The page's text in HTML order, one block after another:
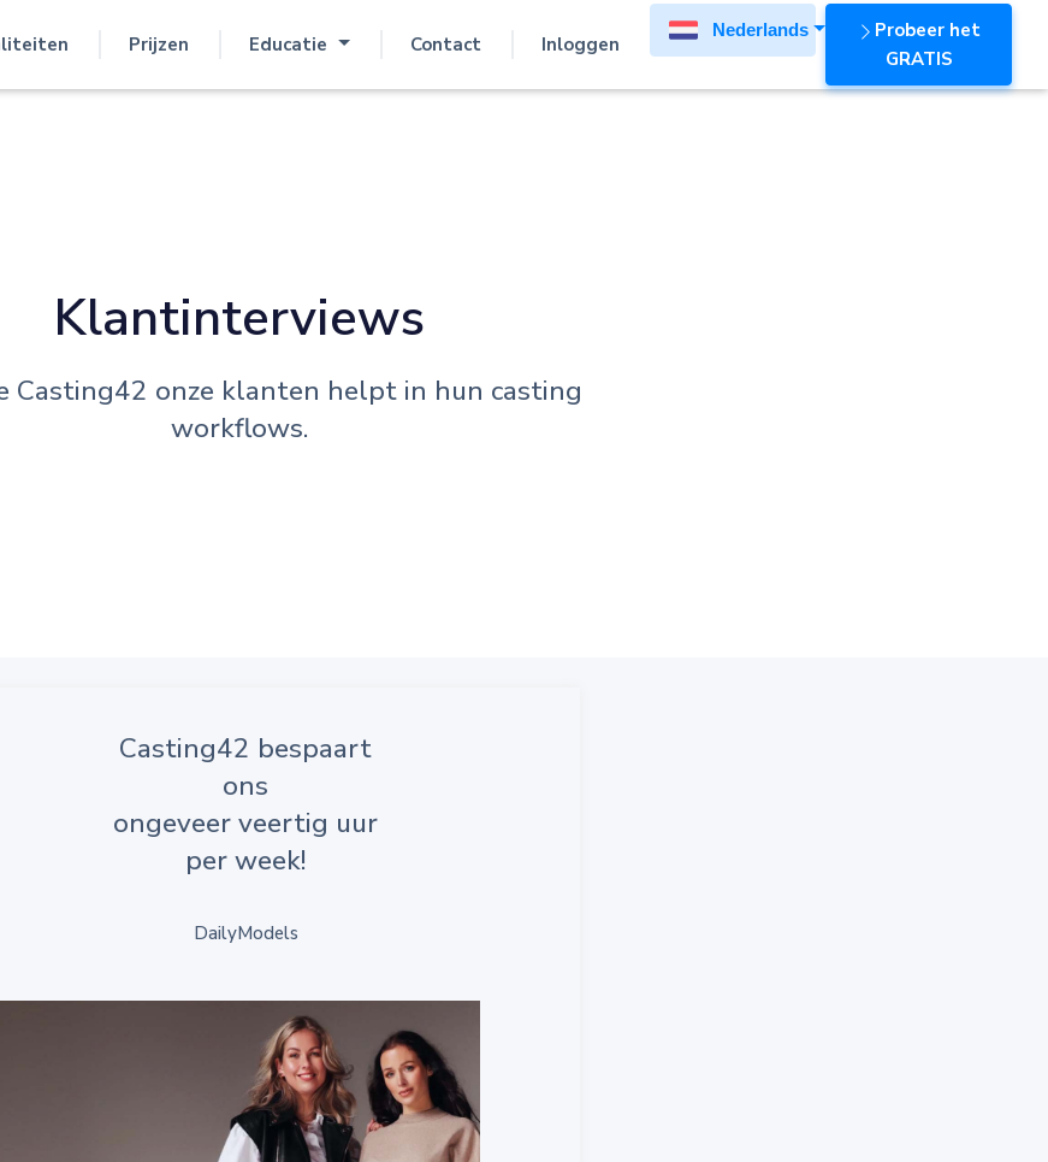
Prijzen Educatie Contact Inloggen
Nederlands
Probeer het
GRATIS
Klantinterviews
Casting42 onze klanten helpt in hun casting
workflows.
Casting42 bespaart
ons
ongeveer veertig uur
per week!
DailyModels